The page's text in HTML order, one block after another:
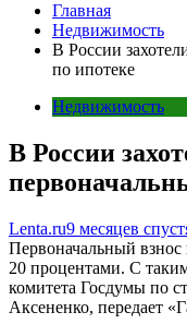
Главная
Недвижимость
В России
по ипотеке
Недвижимость
В России
Lenta.ru9 месяцев
Первоначальный взнос
20 процентами. С
комитета Госдумы по
Аксененко, передает